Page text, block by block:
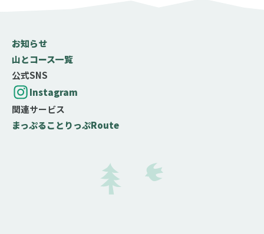
岩場やクサリ場などがなく、問題なく歩ける
お知らせ
山とコース一覧
公式SNS
Instagram
関連サービス
まっぷることりっぷRoute